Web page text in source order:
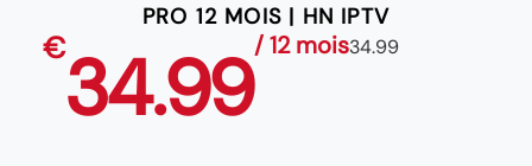
PRO 12 MOIS | HN IPTV
€34.99/ 12 mois34.99